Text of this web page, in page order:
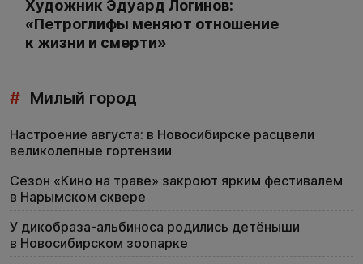
Художник Эдуард Логинов:
«Петроглифы меняют отношение
к жизни и смерти»
# Милый город
Настроение августа: в Новосибирске расцвели
великолепные гортензии
Сезон «Кино на траве» закроют ярким фестивалем
в Нарымском сквере
У дикобраза-альбиноса родились детёныши
в Новосибирском зоопарке